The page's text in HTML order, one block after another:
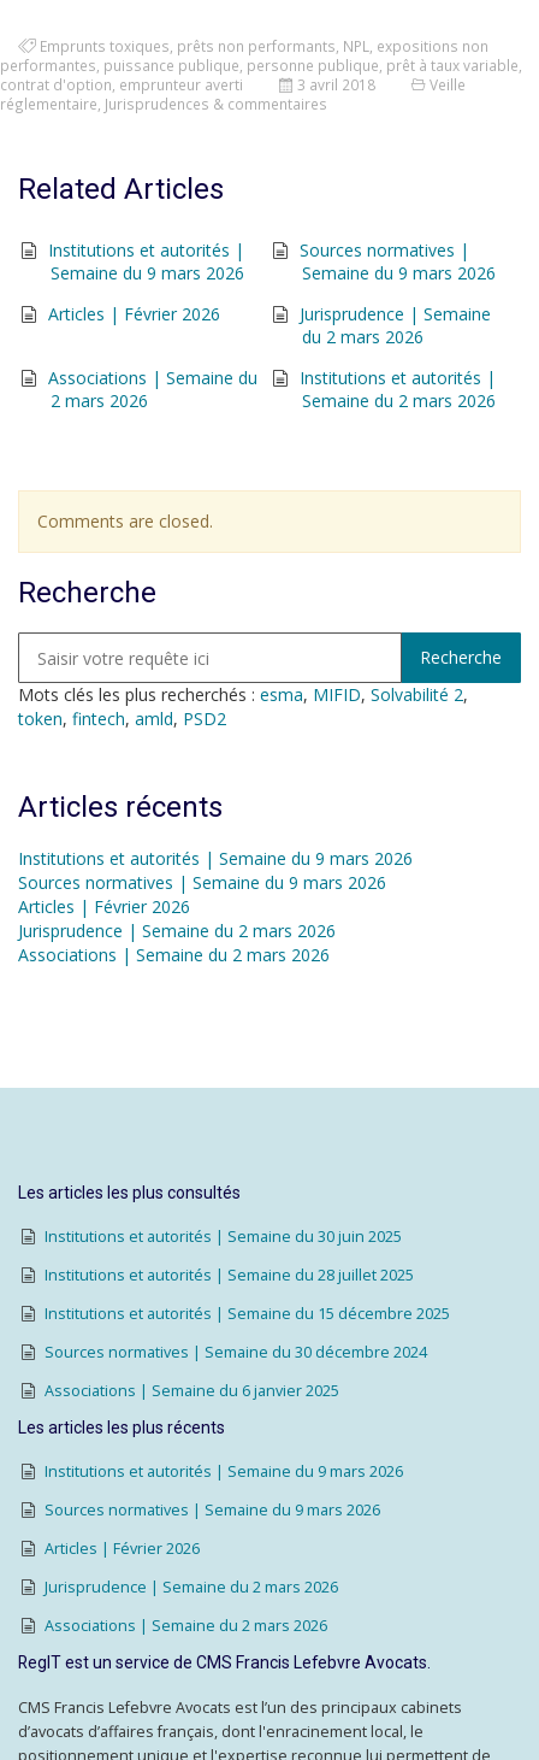
Emprunts toxiques prêts non performants NPL
expositions non
performantes puissance publique personne publique prêt à taux variable
contrat d'option emprunteur averti 3 avril 2018
Veille
réglementaire Jurisprudences & commentaires
Related Articles
Institutions et autorités |
Semaine du 9 mars 2026
Sources normatives |
Semaine du 9 mars 2026
Articles | Février 2026
Jurisprudence | Semaine
du 2 mars 2026
Associations | Semaine du
2 mars 2026
Institutions et autorités |
Semaine du 2 mars 2026
Comments are closed.
Recherche
Mots clés les plus recherchés : esma, MIFID, Solvabilité 2,
token, fintech, amld, PSD2
Articles récents
Institutions et autorités | Semaine du 9 mars 2026
Sources normatives | Semaine du 9 mars 2026
Articles | Février 2026
Jurisprudence | Semaine du 2 mars 2026
Associations | Semaine du 2 mars 2026
Les articles les plus consultés
Institutions et autorités | Semaine du 30 juin 2025
Institutions et autorités | Semaine du 28 juillet 2025
Institutions et autorités | Semaine du 15 décembre 2025
Sources normatives | Semaine du 30 décembre 2024
Associations | Semaine du 6 janvier 2025
Les articles les plus récents
Institutions et autorités | Semaine du 9 mars 2026
Sources normatives | Semaine du 9 mars 2026
Articles | Février 2026
Jurisprudence | Semaine du 2 mars 2026
Associations | Semaine du 2 mars 2026
RegIT est un service de CMS Francis Lefebvre Avocats.
CMS Francis Lefebvre Avocats est l’un des principaux cabinets
d’avocats d’affaires français, dont l'enracinement local, le
positionnement unique et l'expertise reconnue lui permettent de